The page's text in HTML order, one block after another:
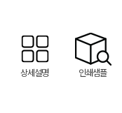
상세설명 인쇄샘플